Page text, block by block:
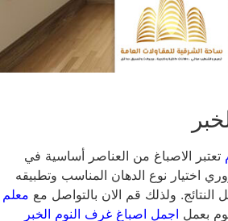
تعتبر الاصباغ من العناصر أساسية في
اختيار نوع الدهان المناسب وتطبيقه
ولذلك قم الان بالتواصل مع معلم
بعمل اجمل اصباغ غرف النوم الخبر